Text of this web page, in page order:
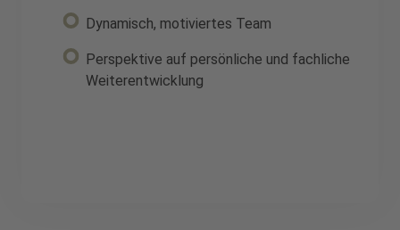
Dynamisch, motiviertes Team
Perspektive auf persönliche und fachliche
Weiterentwicklung